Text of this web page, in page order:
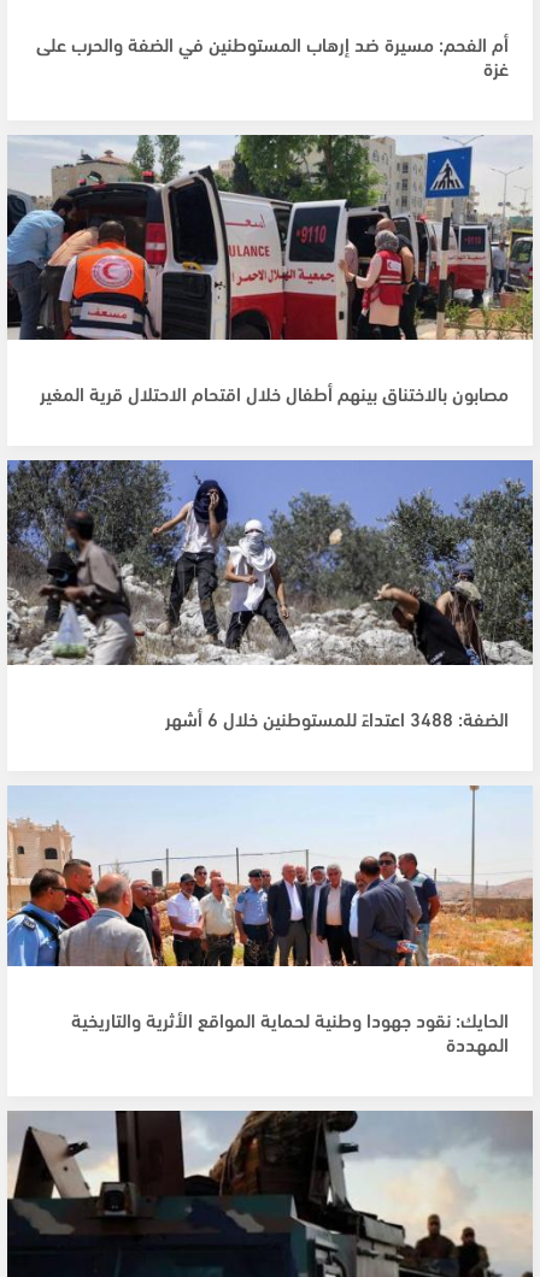
أم الفحم: مسيرة ضد إرهاب المستوطنين في الضفة والحرب على
غزة
مصابون بالاختناق بينهم أطفال خلال اقتحام الاحتلال قرية المغير
الضفة: 3488 اعتداءً للمستوطنين خلال 6 أشهر
الحايك: نقود جهودا وطنية لحماية المواقع الأثرية والتاريخية
المهددة